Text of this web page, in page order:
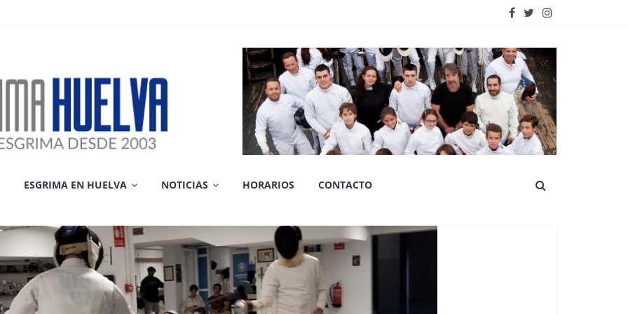
ESGRIMA EN HUELVA NOTICIAS HORARIOS CONTACTO